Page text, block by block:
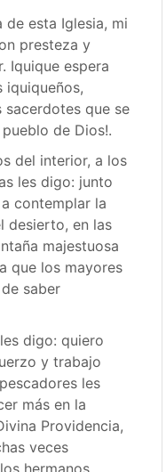
de esta Iglesia, mi
presteza y
Iquique espera
iquiqueños,
sacerdotes que se
de Dios!.
del interior, a los
les digo: junto
contemplar la
desierto, en las
majestuosa
que los mayores
saber
digo: quiero
y trabajo
les
más en la
Providencia,
veces
hermanos